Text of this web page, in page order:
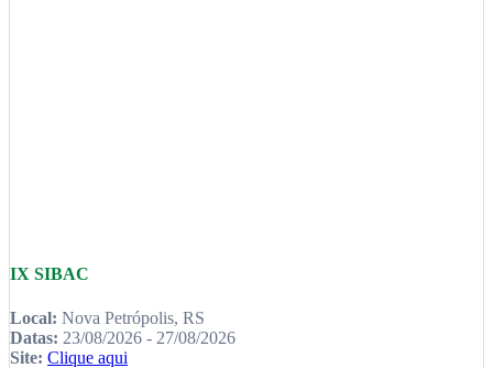
IX SIBAC
Local: Nova Petrópolis, RS
Datas: 23/08/2026 - 27/08/2026
Site: Clique aqui